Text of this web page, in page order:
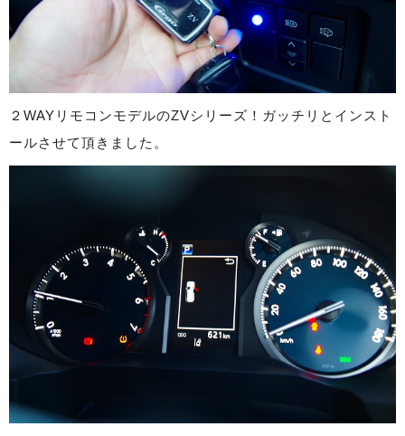
２WAYリモコンモデルのZVシリーズ！ガッチリとインスト
ールさせて頂きました。